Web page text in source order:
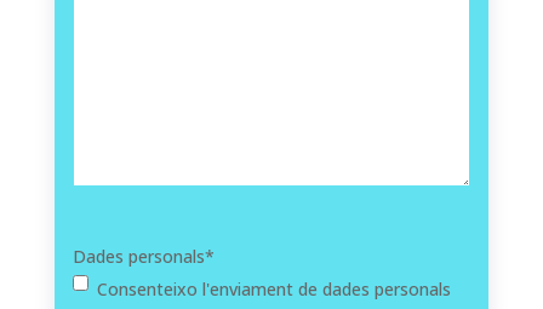
Dades personals*
Consenteixo l'enviament de dades personals